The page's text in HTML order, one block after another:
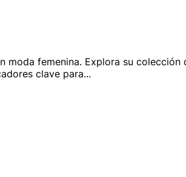
femenina. Explora su colección
clave para...